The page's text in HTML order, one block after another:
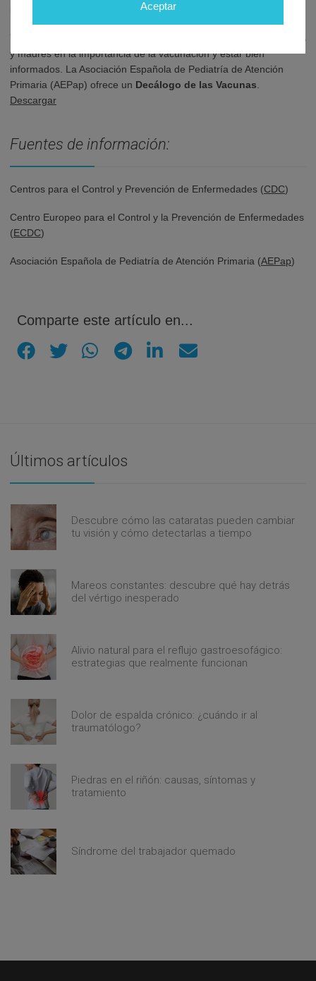
información a través de la webSaludInforma
Y también, pediatras y autoridades sanitarias insisten a los padres
y madres en la importancia de la vacunación y estar bien
informados. La Asociación Española de Pediatría de Atención
Primaria (AEPap) ofrece un Decálogo de las Vacunas
Descargar
Fuentes de información:
Centros para el Control y Prevención de Enfermedades (CDC)
Centro Europeo para el Control y la Prevención de Enfermedades
(ECDC)
Asociación Española de Pediatría de Atención Primaria (AEPap)
Comparte este artículo en...
Últimos artículos
Descubre cómo las cataratas pueden cambiar
tu visión y cómo detectarlas a tiempo
Mareos constantes: descubre qué hay detrás
del vértigo inesperado
Alivio natural para el reflujo gastroesofágico:
estrategias que realmente funcionan
Dolor de espalda crónico: ¿cuándo ir al
traumatólogo?
Piedras en el riñón: causas, síntomas y
tratamiento
Síndrome del trabajador quemado
Aceptar